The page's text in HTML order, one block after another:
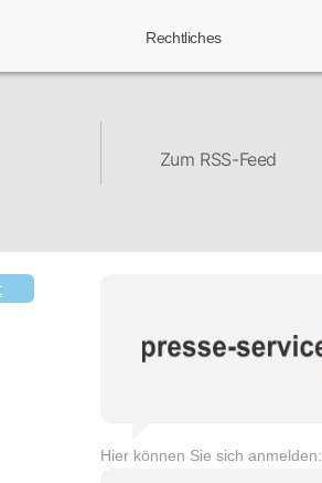
Rechtliches
Zum RSS-Feed
Hier können Sie sich anmelden: